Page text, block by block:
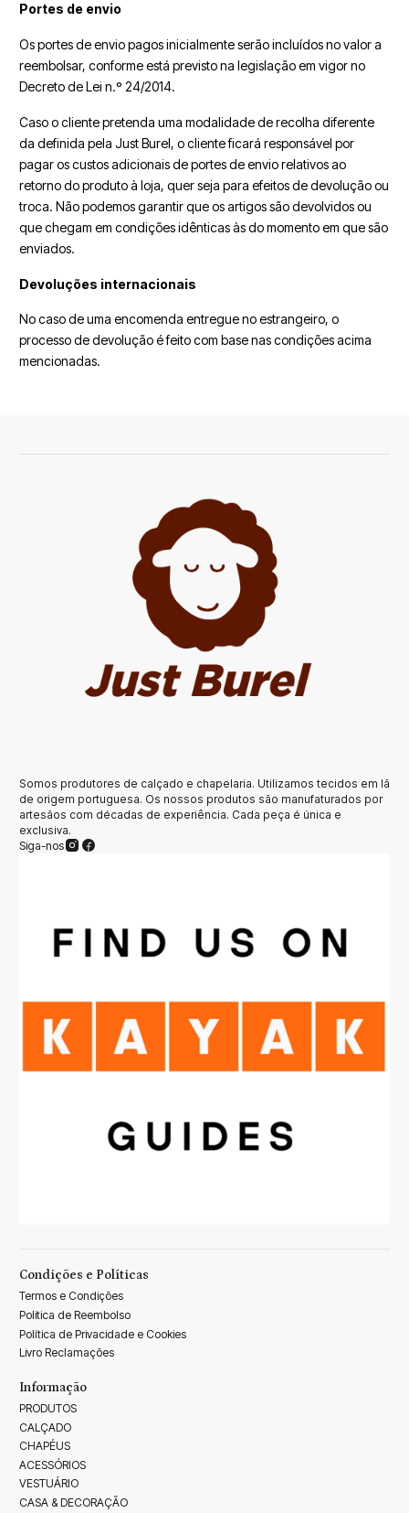
Portes de envio
Os portes de envio pagos inicialmente serão incluídos no valor a
reembolsar, conforme está previsto na legislação em vigor no
Decreto de Lei n.º 24/2014.
Caso o cliente pretenda uma modalidade de recolha diferente
da definida pela Just Burel, o cliente ficará responsável por
pagar os custos adicionais de portes de envio relativos ao
retorno do produto à loja, quer seja para efeitos de devolução ou
troca. Não podemos garantir que os artigos são devolvidos ou
que chegam em condições idênticas às do momento em que são
enviados.
Devoluções internacionais
No caso de uma encomenda entregue no estrangeiro, o
processo de devolução é feito com base nas condições acima
mencionadas.
Somos produtores de calçado e chapelaria. Utilizamos tecidos em lã
de origem portuguesa. Os nossos produtos são manufaturados por
artesãos com décadas de experiência. Cada peça é única e
exclusiva.
Siga-nos
Condições e Políticas
Termos e Condições
Politica de Reembolso
Política de Privacidade e Cookies
Livro Reclamações
Informação
PRODUTOS
CALÇADO
CHAPÉUS
ACESSÓRIOS
VESTUÁRIO
CASA & DECORAÇÃO